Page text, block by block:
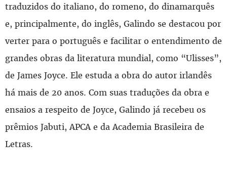
traduzidos do italiano, do romeno, do dinamarquês
e, principalmente, do inglês, Galindo se destacou por
verter para o português e facilitar o entendimento de
grandes obras da literatura mundial, como “Ulisses”,
de James Joyce. Ele estuda a obra do autor irlandês
há mais de 20 anos. Com suas traduções da obra e
ensaios a respeito de Joyce, Galindo já recebeu os
prêmios Jabuti, APCA e da Academia Brasileira de
Letras.